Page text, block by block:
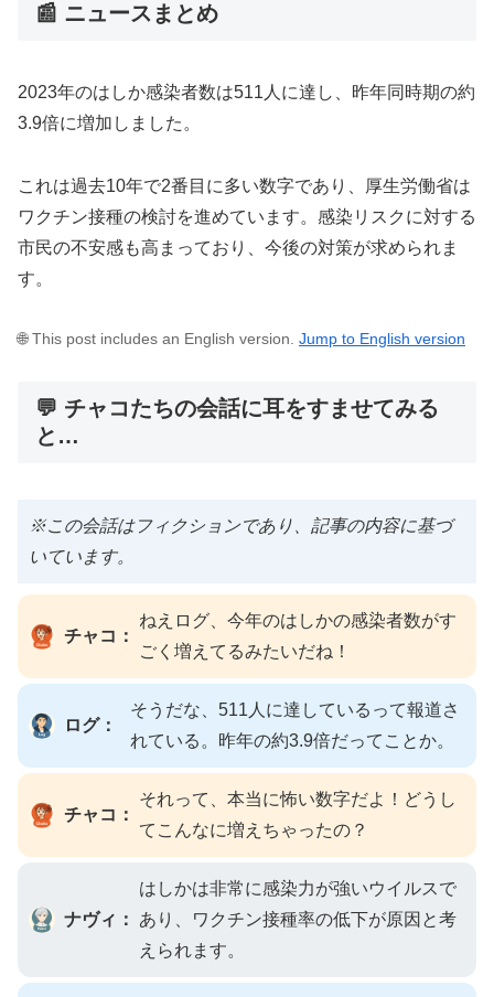
📰 ニュースまとめ
2023年のはしか感染者数は511人に達し、昨年同時期の約
3.9倍に増加しました。
これは過去10年で2番目に多い数字であり、厚生労働省は
ワクチン接種の検討を進めています。感染リスクに対する
市民の不安感も高まっており、今後の対策が求められま
す。
🌐 This post includes an English version. Jump to English version
💬 チャコたちの会話に耳をすませてみる
と…
※この会話はフィクションであり、記事の内容に基づ
いています。
チャコ：
ねえログ、今年のはしかの感染者数がす
ごく増えてるみたいだね！
ログ：
そうだな、511人に達しているって報道さ
れている。昨年の約3.9倍だってことか。
チャコ：
それって、本当に怖い数字だよ！どうし
てこんなに増えちゃったの？
ナヴィ：
はしかは非常に感染力が強いウイルスで
あり、ワクチン接種率の低下が原因と考
えられます。